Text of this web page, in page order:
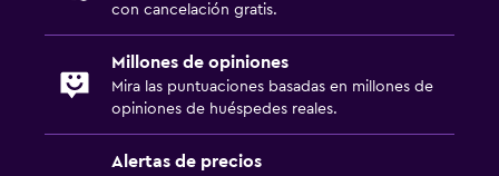
con cancelación gratis.
Millones de opiniones
Mira las puntuaciones basadas en millones de
opiniones de huéspedes reales.
Alertas de precios